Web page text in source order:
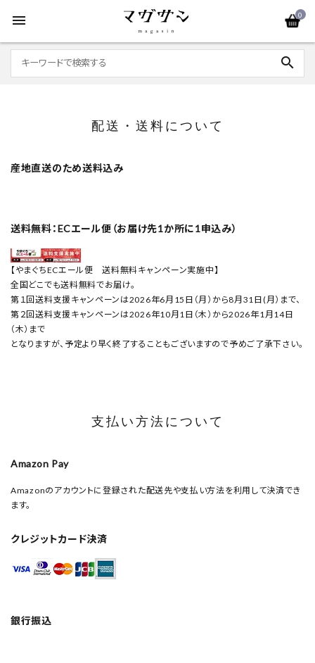
menu 0
search
配送・送料について
産地直送のため送料込み
送料無料：ECエール便（お届け先1か所に1申込み）
【やまぐちECエール便 送料無料キャンペーン実施中】
全国どこでも送料無料でお届け。
第１回送料支援キャンペーンは2026年6月15日（月）から8月31日(月）まで、
第２回送料支援キャンペーンは2026年10月1日（木）から2026年1月14日
（木）まで
となりますが、予定より早く終了することもございますので予めご了承下さい。
支払い方法について
Amazon Pay
Amazonのアカウントに登録された配送先や支払い方法を利用して決済でき
ます。
クレジットカード決済
銀行振込